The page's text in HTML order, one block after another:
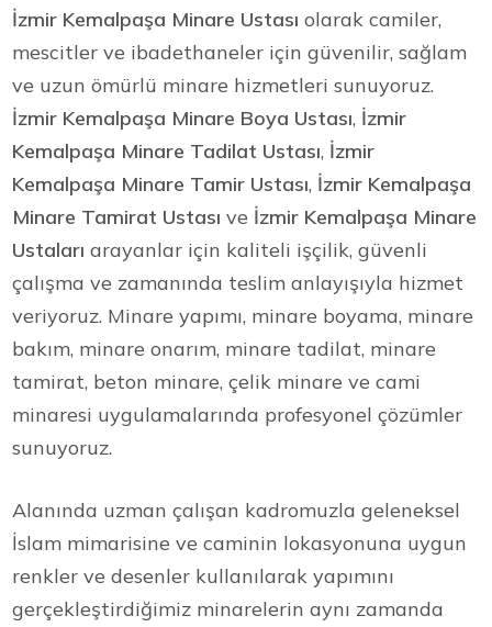
İzmir Kemalpaşa Minare Ustası olarak camiler,
mescitler ve ibadethaneler için güvenilir, sağlam
ve uzun ömürlü minare hizmetleri sunuyoruz.
İzmir Kemalpaşa Minare Boya Ustası, İzmir
Kemalpaşa Minare Tadilat Ustası, İzmir
Kemalpaşa Minare Tamir Ustası, İzmir Kemalpaşa
Minare Tamirat Ustası ve İzmir Kemalpaşa Minare
Ustaları arayanlar için kaliteli işçilik, güvenli
çalışma ve zamanında teslim anlayışıyla hizmet
veriyoruz. Minare yapımı, minare boyama, minare
bakım, minare onarım, minare tadilat, minare
tamirat, beton minare, çelik minare ve cami
minaresi uygulamalarında profesyonel çözümler
sunuyoruz.
Alanında uzman çalışan kadromuzla geleneksel
İslam mimarisine ve caminin lokasyonuna uygun
renkler ve desenler kullanılarak yapımını
gerçekleştirdiğimiz minarelerin aynı zamanda